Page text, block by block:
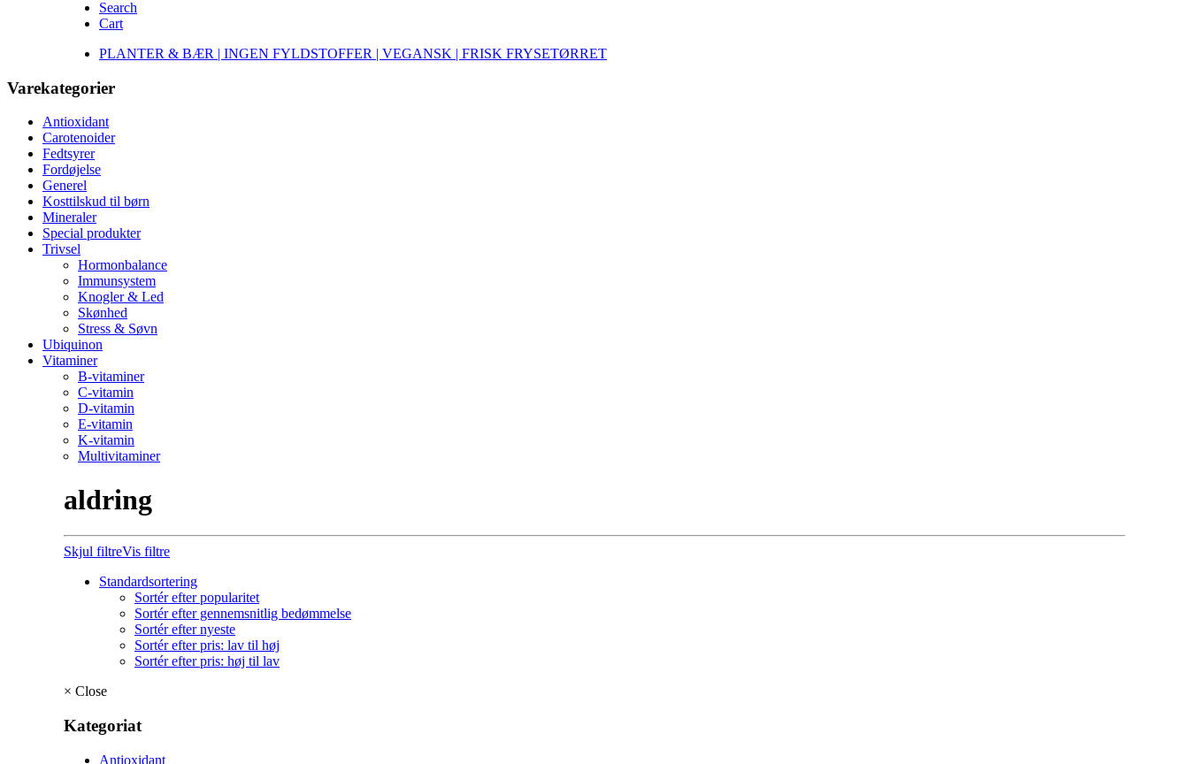
Search
Cart
PLANTER & BÆR | INGEN FYLDSTOFFER | VEGANSK | FRISK FRYSETØRRET
Varekategorier
Antioxidant
Carotenoider
Fedtsyrer
Fordøjelse
Generel
Kosttilskud til børn
Mineraler
Special produkter
Trivsel
Hormonbalance
Immunsystem
Knogler & Led
Skønhed
Stress & Søvn
Ubiquinon
Vitaminer
B-vitaminer
C-vitamin
D-vitamin
E-vitamin
K-vitamin
Multivitaminer
aldring
Skjul filtreVis filtre
Standardsortering
Sortér efter popularitet
Sortér efter gennemsnitlig bedømmelse
Sortér efter nyeste
Sortér efter pris: lav til høj
Sortér efter pris: høj til lav
× Close
Kategoriat
Antioxidant